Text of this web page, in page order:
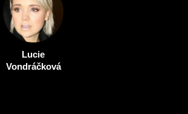
Lucie
Vondráčková